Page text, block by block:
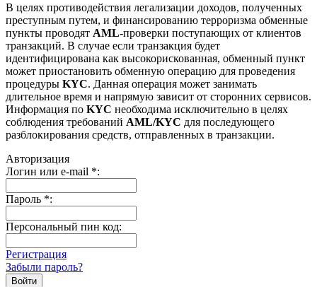
В целях противодействия легализации доходов, полученных
преступным путем, и финансированию терроризма обменные
пункты проводят AML-проверки поступающих от клиентов
транзакций. В случае если транзакция будет
идентифицирована как высокорискованная, обменный пункт
может приостановить обменную операцию для проведения
процедуры KYC. Данная операция может занимать
длительное время и напрямую зависит от сторонних сервисов.
Информация по KYC необходима исключительно в целях
соблюдения требований AML/KYC для последующего
разблокирования средств, отправленных в транзакции.
Авторизация
Логин или e-mail *:
Пароль *:
Персональный пин код:
Регистрация
Забыли пароль?